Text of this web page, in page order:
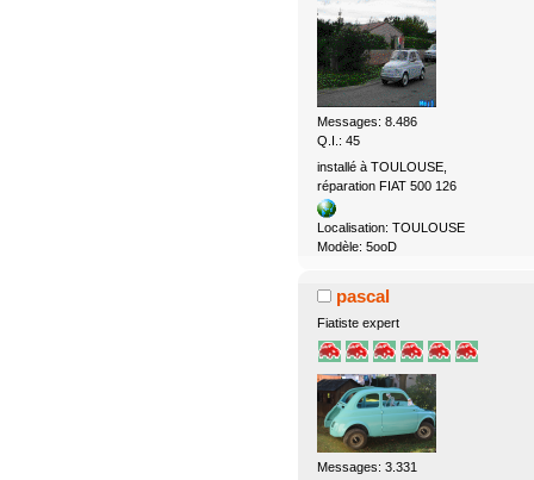
Messages: 8.486
Q.I.: 45
installé à TOULOUSE,
réparation FIAT 500 126
Localisation: TOULOUSE
Modèle: 5ooD
pascal
Fiatiste expert
Messages: 3.331